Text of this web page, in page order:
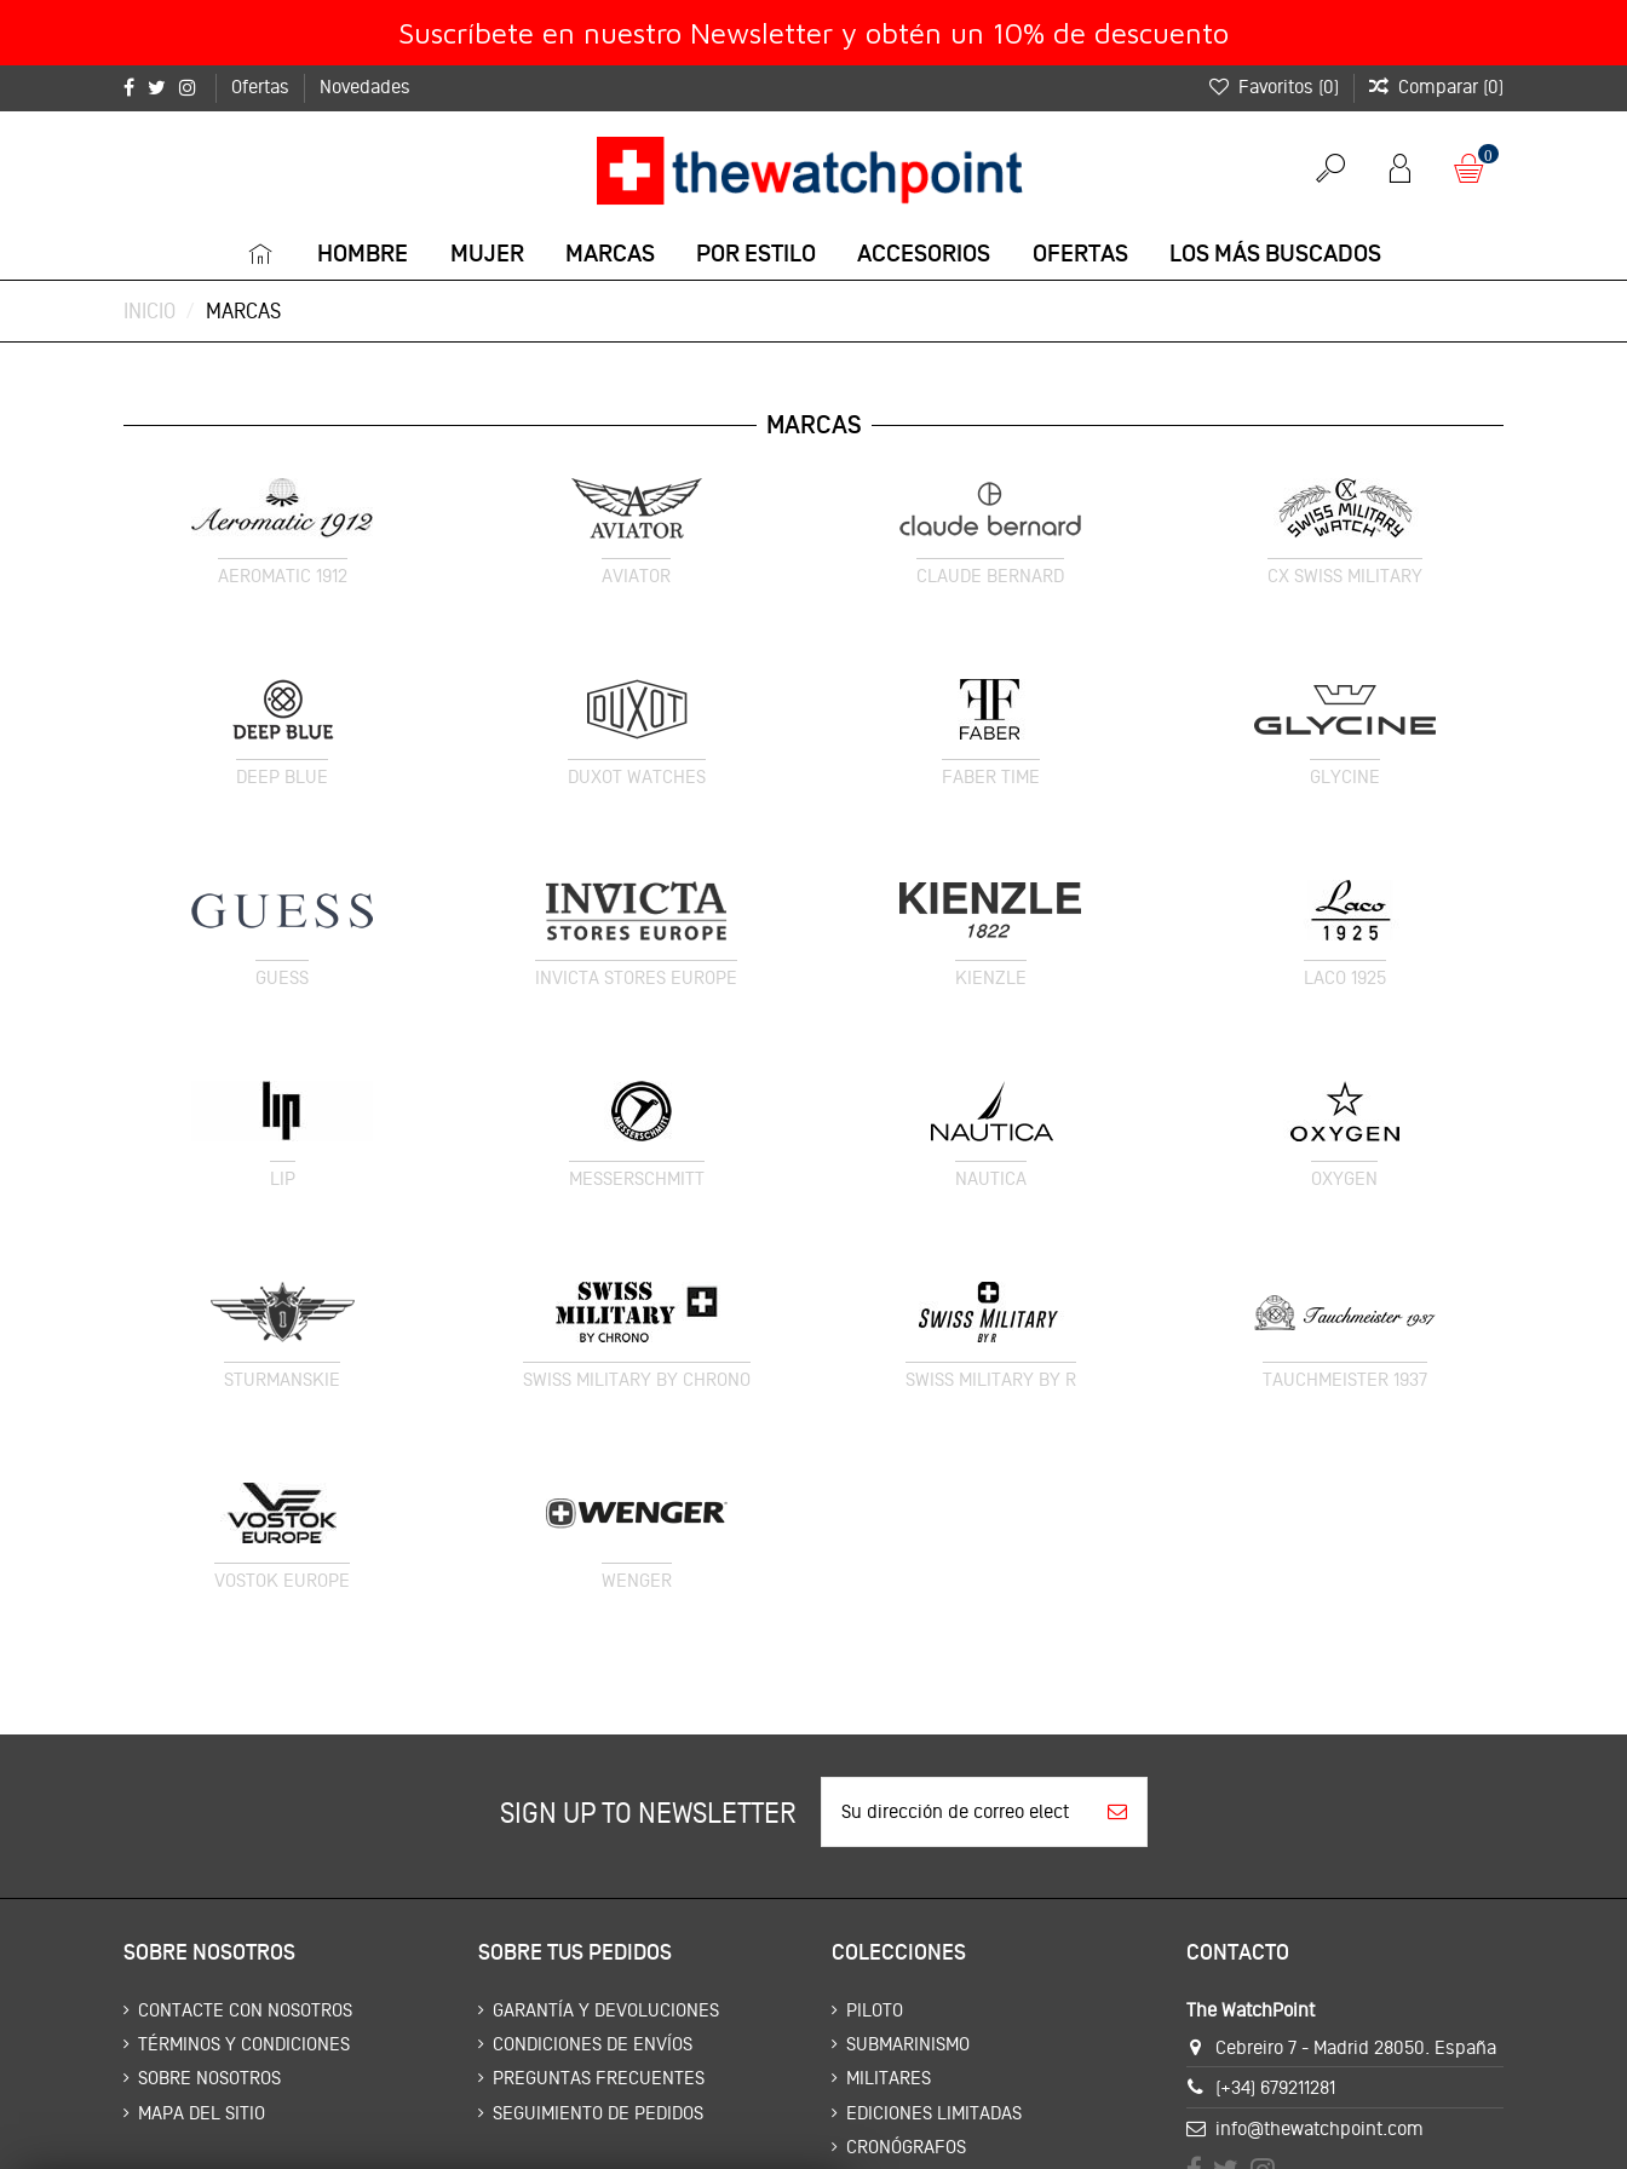
Suscríbete en nuestro Newsletter y obtén un 10% de descuento
Ofertas Novedades Favoritos (0) Comparar (0)
0
HOMBRE MUJER MARCAS POR ESTILO ACCESORIOS OFERTAS LOS MÁS BUSCADOS
INICIO MARCAS
MARCAS
AEROMATIC 1912 AVIATOR CLAUDE BERNARD CX SWISS MILITARY
DEEP BLUE DUXOT WATCHES FABER TIME GLYCINE
GUESS INVICTA STORES EUROPE KIENZLE LACO 1925
LIP MESSERSCHMITT NAUTICA OXYGEN
STURMANSKIE SWISS MILITARY BY CHRONO SWISS MILITARY BY R TAUCHMEISTER 1937
VOSTOK EUROPE WENGER
SIGN UP TO NEWSLETTER
SOBRE NOSOTROS
CONTACTE CON NOSOTROS
TÉRMINOS Y CONDICIONES
SOBRE NOSOTROS
MAPA DEL SITIO
SOBRE TUS PEDIDOS
GARANTÍA Y DEVOLUCIONES
CONDICIONES DE ENVÍOS
PREGUNTAS FRECUENTES
SEGUIMIENTO DE PEDIDOS
COLECCIONES
PILOTO
SUBMARINISMO
MILITARES
EDICIONES LIMITADAS
CRONÓGRAFOS
CONTACTO
The WatchPoint
Cebreiro 7 - Madrid 28050. España
(+34) 679211281
info@thewatchpoint.com